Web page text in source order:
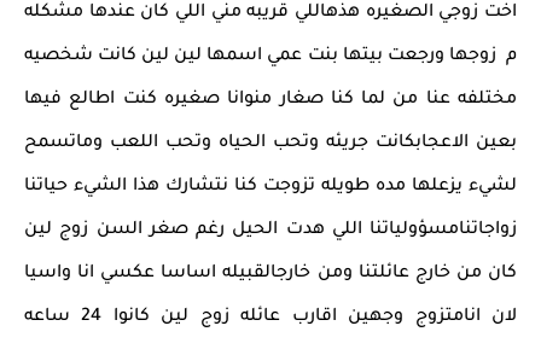
اخت زوجي الصغيره هذهاللي قريبه مني اللي كان عندها مشكله
م زوجها ورجعت بيتها بنت عمي اسمها لين لين كانت شخصيه
مختلفه عنا من لما كنا صغار منوانا صغيره كنت اطالع فيها
بعين الاعجابكانت جريئه وتحب الحياه وتحب اللعب وماتسمح
لشيء يزعلها مده طويله تزوجت كنا نتشارك هذا الشيء حياتنا
زواجاتنامسؤولياتنا اللي هدت الحيل رغم صغر السن زوج لين
كان من خارج عائلتنا ومن خارجالقبيله اساسا عكسي انا واسيا
لان انامتزوج وجهين اقارب عائله زوج لين كانوا 24 ساعه